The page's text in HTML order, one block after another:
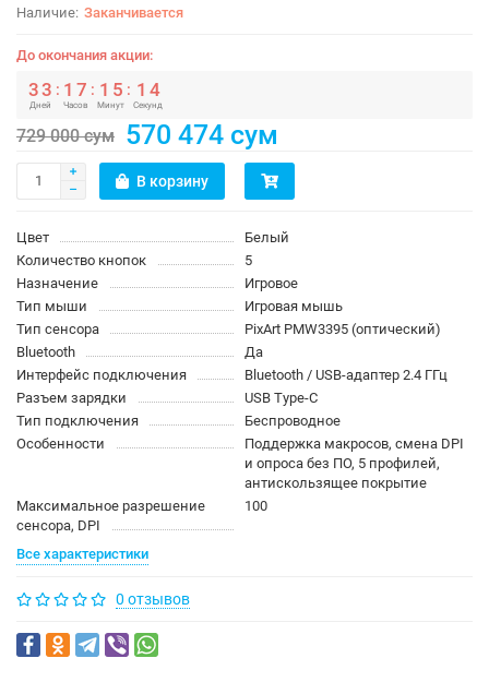
Заканчивается
До окончания акции:
33
Дней
: 1 7
Часов
: 1 5
Минут
: 1 4
Секунд
729 000 сум 570 474 сум
В корзину
Цвет
Белый
Количество кнопок
5
Назначение
Игровое
Тип мыши
Игровая мышь
Тип сенсора
PixArt PMW3395 (оптический)
Bluetooth
Да
Интерфейс подключения
Bluetooth / USB-адаптер 2.4 ГГц
Разъем зарядки
USB Type-C
Тип подключения
Беспроводное
Особенности
Поддержка макросов, смена DPI
и опроса без ПО, 5 профилей,
антискользящее покрытие
Максимальное разрешение
сенсора, DPI
100
Все характеристики
0 отзывов